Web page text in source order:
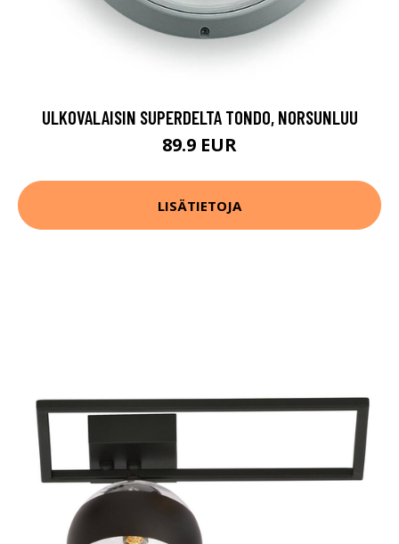
ULKOVALAISIN SUPERDELTA TONDO, NORSUNLUU
89.9 EUR
LISÄTIETOJA